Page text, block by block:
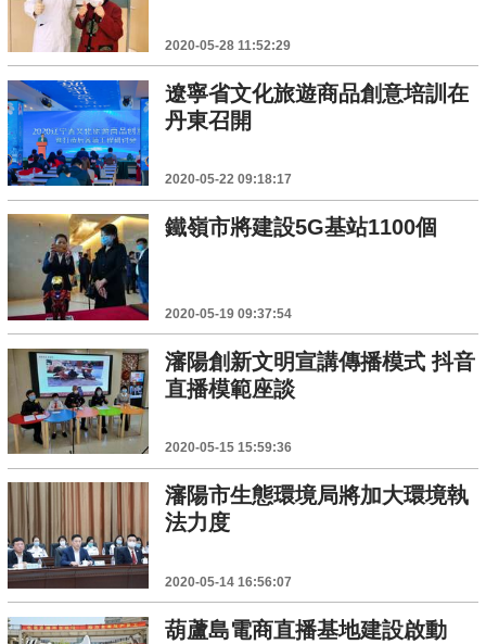
2020-05-28 11:52:29
遼寧省文化旅遊商品創意培訓在
丹東召開
2020-05-22 09:18:17
鐵嶺市將建設5G基站1100個
2020-05-19 09:37:54
瀋陽創新文明宣講傳播模式 抖音
直播模範座談
2020-05-15 15:59:36
瀋陽市生態環境局將加大環境執
法力度
2020-05-14 16:56:07
葫蘆島電商直播基地建設啟動